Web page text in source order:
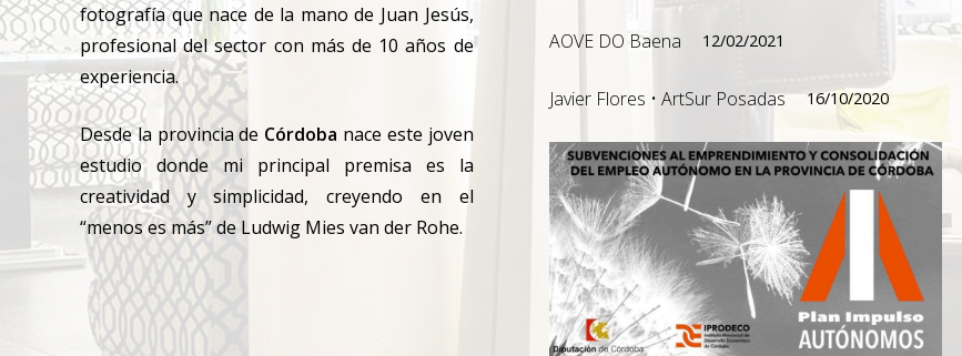
fotografía que nace de la mano de Juan Jesús,
profesional del sector con más de 10 años de
experiencia.
Desde la provincia de Córdoba nace este joven
estudio donde mi principal premisa es la
creatividad y simplicidad, creyendo en el
“menos es más” de Ludwig Mies van der Rohe.
AOVE DO Baena 12/02/2021
Javier Flores • ArtSur Posadas 16/10/2020